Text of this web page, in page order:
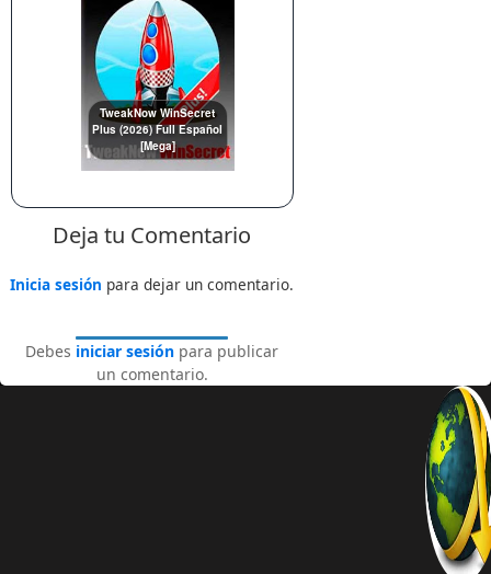
TweakNow WinSecret
Plus (2026) Full Español
[Mega]
Deja tu Comentario
Inicia sesión para dejar un comentario.
Debes iniciar sesión para publicar
un comentario.